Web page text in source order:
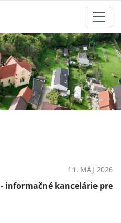
11. MÁJ 2026
informačné kancelárie pre